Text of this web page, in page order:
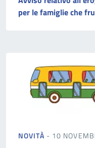
per le famiglie che
NOVITÀ - 10